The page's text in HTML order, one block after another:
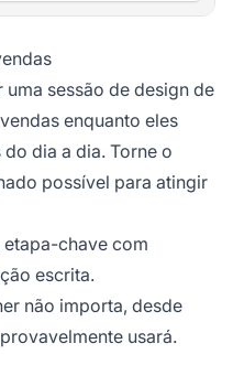
sessão de design de
enquanto eles
dia a dia. Torne o
possível para atingir
chave com
escrita.
não importa, desde
usará.